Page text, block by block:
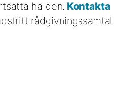
ha den. Kontakta
rådgivningssamtal.